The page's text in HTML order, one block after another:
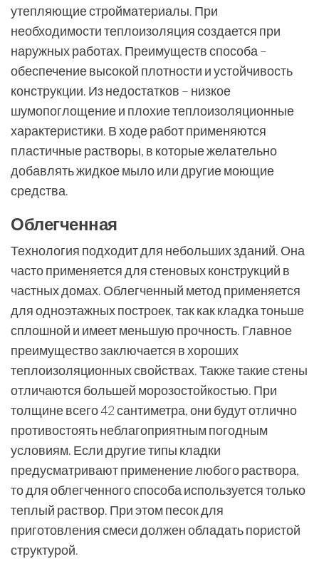
утепляющие стройматериалы. При
необходимости теплоизоляция создается при
наружных работах. Преимуществ способа –
обеспечение высокой плотности и устойчивость
конструкции. Из недостатков – низкое
шумопоглощение и плохие теплоизоляционные
характеристики. В ходе работ применяются
пластичные растворы, в которые желательно
добавлять жидкое мыло или другие моющие
средства.
Облегченная
Технология подходит для небольших зданий. Она
часто применяется для стеновых конструкций в
частных домах. Облегченный метод применяется
для одноэтажных построек, так как кладка тоньше
сплошной и имеет меньшую прочность. Главное
преимущество заключается в хороших
теплоизоляционных свойствах. Также такие стены
отличаются большей морозостойкостью. При
толщине всего 42 сантиметра, они будут отлично
противостоять неблагоприятным погодным
условиям. Если другие типы кладки
предусматривают применение любого раствора,
то для облегченного способа используется только
теплый раствор. При этом песок для
приготовления смеси должен обладать пористой
структурой.